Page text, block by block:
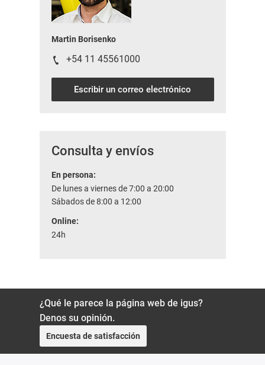
Martin Borisenko
+54 11 45561000
Escribir un correo electrónico
Consulta y envíos
En persona:
De lunes a viernes de 7:00 a 20:00
Sábados de 8:00 a 12:00
Online:
24h
¿Qué le parece la página web de igus?
Denos su opinión.
Encuesta de satisfacción